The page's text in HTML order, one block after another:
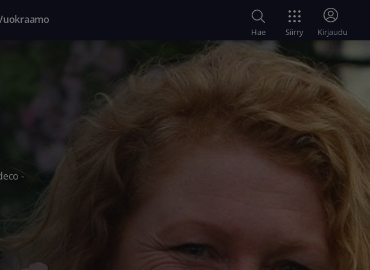
Hae Siirry Kirjaudu
-